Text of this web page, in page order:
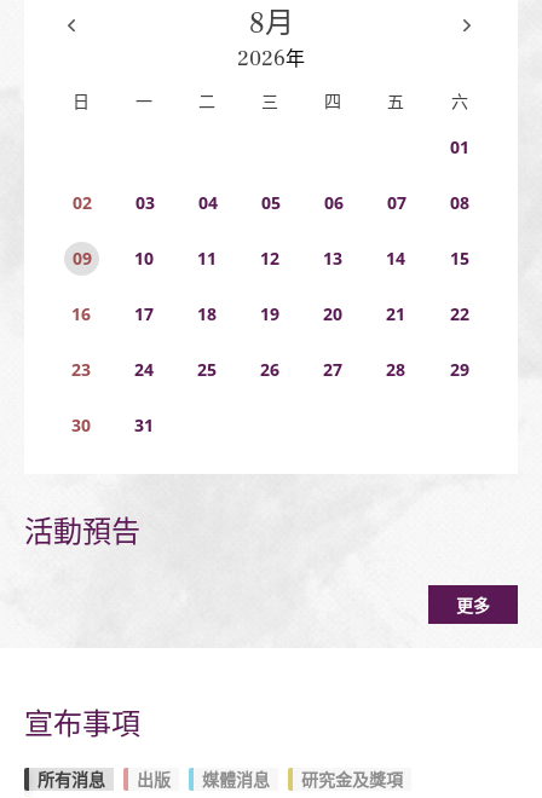
8月
2026年
日 一 二 三 四 五
六
1
2 3 4 5 6 7 8
9 10 11 12 13 14 15
16 17 18 19 20 21 22
23 24 25 26 27 28 29
30 31
活動預告
更多
宣布事項
所有消息 出版 媒體消息
研究金及獎項